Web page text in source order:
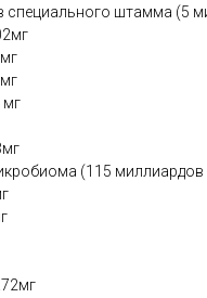
штамма (5
мг
(115